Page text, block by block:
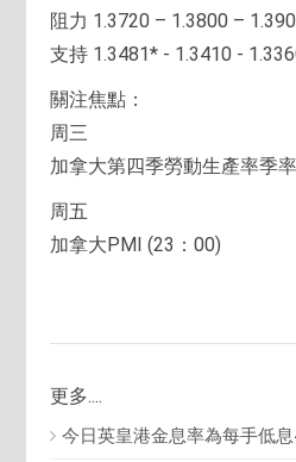
阻力 1.3720 – 1.3800 –
支持 1.3481* - 1.3410 -
關注焦點：
周三
加拿大第四季勞動生產率季
周五
加拿大PMI (23：00)
更多....
今日英皇港金息率為每手低